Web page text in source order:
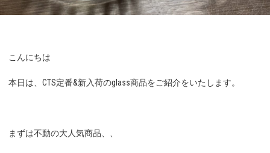
こんにちは
本日は、CTS定番&新入荷のglass商品をご紹介をいたします。
まずは不動の大人気商品、、